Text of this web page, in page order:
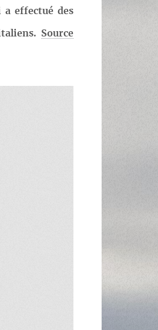
a effectué des
Source